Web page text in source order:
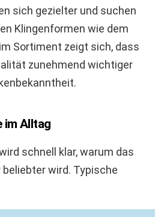
sich gezielter und suchen
Klingenformen wie dem
Sortiment zeigt sich, dass
zunehmend wichtiger
im Alltag
schnell klar, warum das
wird. Typische